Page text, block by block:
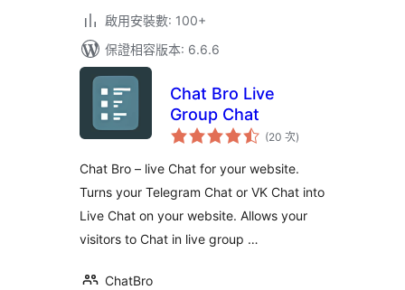
啟用安裝數: 100+
保證相容版本: 6.6.6
Chat Bro Live
Group Chat
(20 次評
分)
Chat Bro – live Chat for your website.
Turns your Telegram Chat or VK Chat into
Live Chat on your website. Allows your
visitors to Chat in live group …
ChatBro